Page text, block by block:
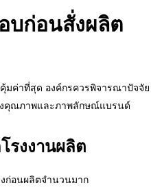
บก่อนสั่งผลิต
มค่าที่สุด องค์กรควรพิจารณาปัจจัย
งคุณภาพและภาพลักษณ์แบรนด์
รงงานผลิต
ก่อนผลิตจำนวนมาก